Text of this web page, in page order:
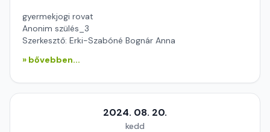
gyermekjogi rovat
Anonim szülés_3
Szerkesztő: Erki-Szabóné Bognár Anna
» bővebben...
2024. 08. 20.
kedd